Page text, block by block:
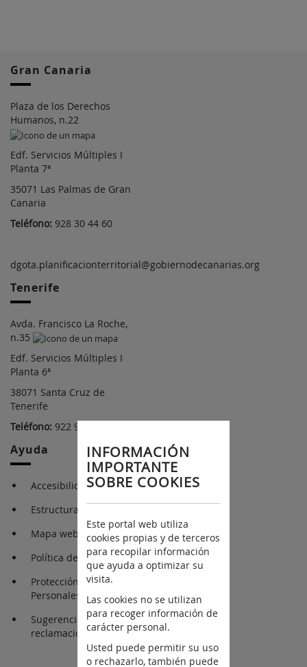
Gran Canaria
Plaza de los Derechos
Humanos, n.22
Edf. Servicios Múltiples I
Planta 7ª
35071 Las Palmas de Gran
Canaria
Teléfono: 928 30 44 60
dgota.planificacionterritorial@gobiernodecanarias.org
Tenerife
Avda. Francisco La Roche,
n.35
Edf. Servicios Múltiples I
Planta 6ª
38071 Santa Cruz de
Tenerife
Teléfono: 922 92 24 55
Ayuda
Accesibilidad
Estructura Orgánica
Mapa web
Política de privacidad
Protección de Datos
Personales
Sugerencias y
reclamaciones
INFORMACIÓN
IMPORTANTE
SOBRE COOKIES
Este portal web utiliza
cookies propias y de terceros
para recopilar información
que ayuda a optimizar su
visita.
Las cookies no se utilizan
para recoger información de
carácter personal.
Usted puede permitir su uso
o rechazarlo, también puede